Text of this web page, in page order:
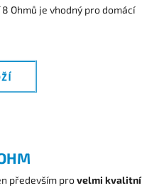
Ohmů je vhodný pro domácí
především provelmi kvalitní